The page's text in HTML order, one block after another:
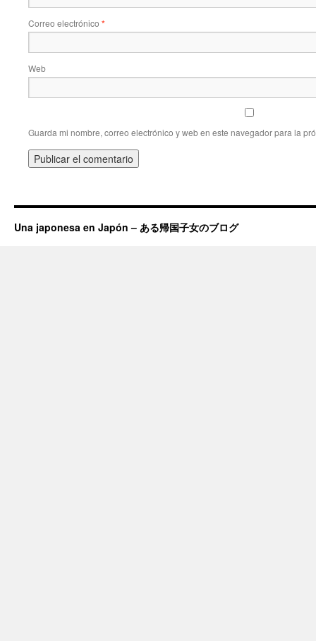
Correo electrónico *
Web
Guarda mi nombre, correo electrónico y web en este navegador para la
Una japonesa en Japón – ある帰国子女のブログ